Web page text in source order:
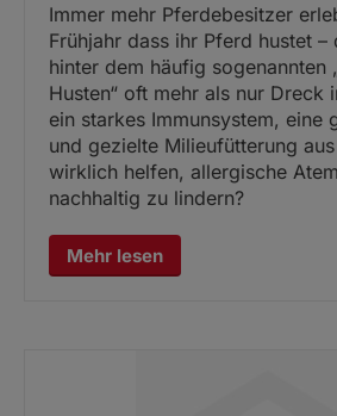
Immer mehr Pferdebesitzer
Frühjahr dass ihr Pferd hustet
hinter dem häufig sogenannten
Husten“ oft mehr als nur Dreck
ein starkes Immunsystem, eine
und gezielte Milieufütterung
wirklich helfen, allergische
nachhaltig zu lindern?
Mehr lesen